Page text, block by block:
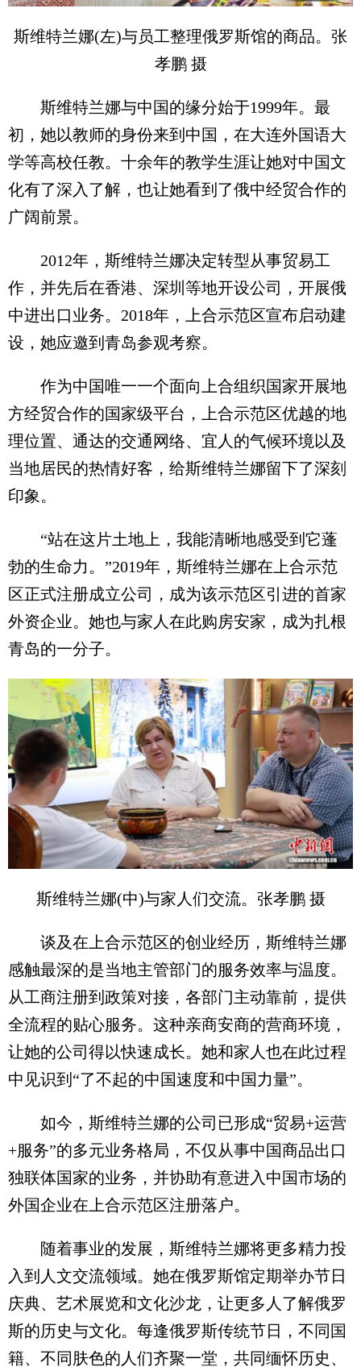
斯维特兰娜(左)与员工整理俄罗斯馆的商品。张
孝鹏 摄
斯维特兰娜与中国的缘分始于1999年。最
初，她以教师的身份来到中国，在大连外国语大
学等高校任教。十余年的教学生涯让她对中国文
化有了深入了解，也让她看到了俄中经贸合作的
广阔前景。
2012年，斯维特兰娜决定转型从事贸易工
作，并先后在香港、深圳等地开设公司，开展俄
中进出口业务。2018年，上合示范区宣布启动建
设，她应邀到青岛参观考察。
作为中国唯一一个面向上合组织国家开展地
方经贸合作的国家级平台，上合示范区优越的地
理位置、通达的交通网络、宜人的气候环境以及
当地居民的热情好客，给斯维特兰娜留下了深刻
印象。
“站在这片土地上，我能清晰地感受到它蓬
勃的生命力。”2019年，斯维特兰娜在上合示范
区正式注册成立公司，成为该示范区引进的首家
外资企业。她也与家人在此购房安家，成为扎根
青岛的一分子。
斯维特兰娜(中)与家人们交流。张孝鹏 摄
谈及在上合示范区的创业经历，斯维特兰娜
感触最深的是当地主管部门的服务效率与温度。
从工商注册到政策对接，各部门主动靠前，提供
全流程的贴心服务。这种亲商安商的营商环境，
让她的公司得以快速成长。她和家人也在此过程
中见识到“了不起的中国速度和中国力量”。
如今，斯维特兰娜的公司已形成“贸易+运营
+服务”的多元业务格局，不仅从事中国商品出口
独联体国家的业务，并协助有意进入中国市场的
外国企业在上合示范区注册落户。
随着事业的发展，斯维特兰娜将更多精力投
入到人文交流领域。她在俄罗斯馆定期举办节日
庆典、艺术展览和文化沙龙，让更多人了解俄罗
斯的历史与文化。每逢俄罗斯传统节日，不同国
籍、不同肤色的人们齐聚一堂，共同缅怀历史、